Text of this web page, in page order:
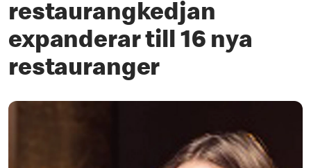
restaurangkedjan
expanderar till 16 nya
restauranger